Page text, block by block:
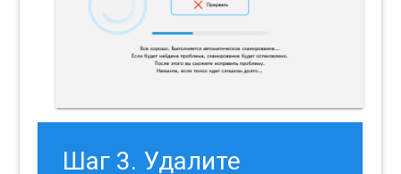
Шаг 3. Удалите